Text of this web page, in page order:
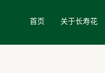
首页 关于长寿花